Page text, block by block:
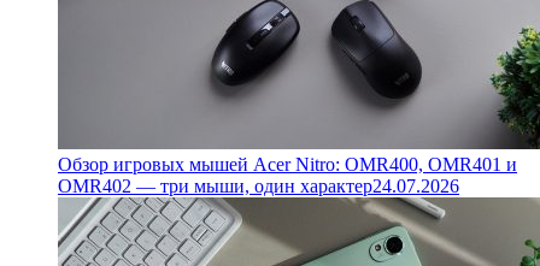
Обзор игровых мышей Acer Nitro: OMR400, OMR401 и
OMR402 — три мыши, один характер24.07.2026